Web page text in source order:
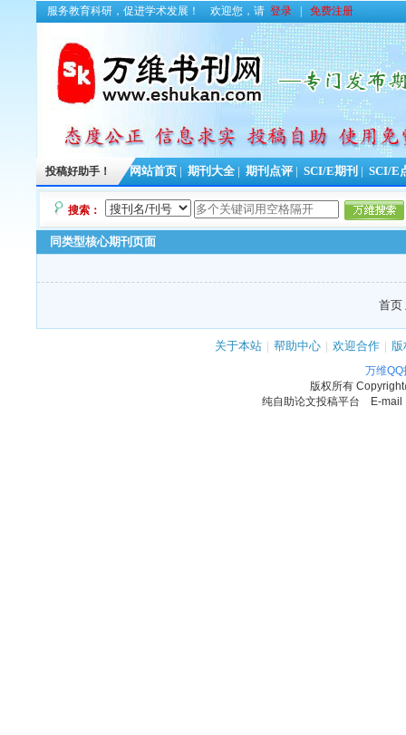
服务教育科研，促进学术发展！ 欢迎您，请 登录 免费注册
投稿好助手！ 网站首页 期刊大全 期刊点评 SCI/E期刊 SCI/E
搜索：
同类型核心期刊页面
首页
关于本站 | 帮助中心 | 欢迎合作 |
万维
版权所有
纯自助论文投稿平台 E-mail